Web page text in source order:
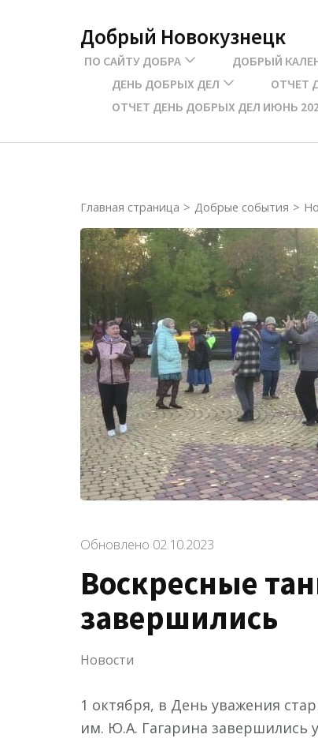
содержимому
Добрый Новокузнецк
ПО САЙТУ ДОБРА ДОБРЫЙ
ДЕНЬ ДОБРЫХ ДЕЛ
ОТЧЕТ
ОТЧЕТ ДЕНЬ ДОБРЫХ ДЕЛ ИЮНЬ
Главная страница > Добрые события >
Обновлено 02.10.2023
Воскресные
завершились
Новости
1 октября, в День уважения
им. Ю.А. Гагарина завершились